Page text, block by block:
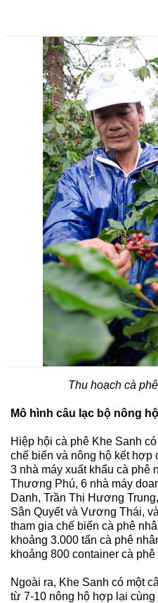
Thu hoạch cà
Mô hình câu lạc bộ nông hộ
Hiệp hội cà phê Khe Sanh
chế biến và nông hộ kết
3 nhà máy xuất khẩu cà phê
Thương Phú, 6 nhà máy
Danh, Trần Thị Hương
Sân Quyết và Vương Thái,
tham gia chế biến cà phê
khoảng 3.000 tấn cà phê
khoảng 800 container cà phê
Ngoài ra, Khe Sanh có một
từ 7-10 nông hộ hợp lại